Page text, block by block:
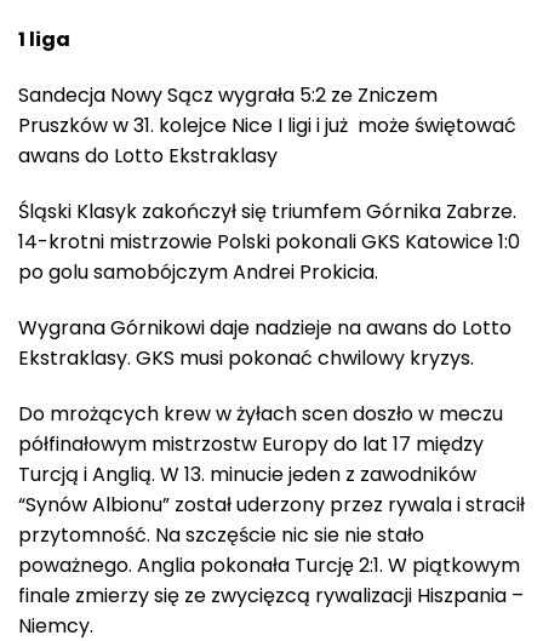
1 liga
Sandecja Nowy Sącz wygrała 5:2 ze Zniczem
Pruszków w 31. kolejce Nice I ligi i już może świętować
awans do Lotto Ekstraklasy
Śląski Klasyk zakończył się triumfem Górnika Zabrze.
14-krotni mistrzowie Polski pokonali GKS Katowice 1:0
po golu samobójczym Andrei Prokicia.
Wygrana Górnikowi daje nadzieje na awans do Lotto
Ekstraklasy. GKS musi pokonać chwilowy kryzys.
Do mrożących krew w żyłach scen doszło w meczu
półfinałowym mistrzostw Europy do lat 17 między
Turcją i Anglią. W 13. minucie jeden z zawodników
“Synów Albionu” został uderzony przez rywala i stracił
przytomność. Na szczęście nic sie nie stało
poważnego. Anglia pokonała Turcję 2:1. W piątkowym
finale zmierzy się ze zwycięzcą rywalizacji Hiszpania –
Niemcy.